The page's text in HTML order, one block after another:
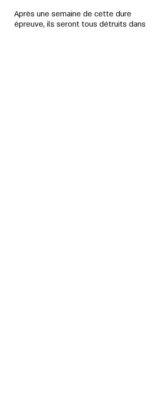
Après une semaine de cette dure
épreuve, ils seront tous détruits dans